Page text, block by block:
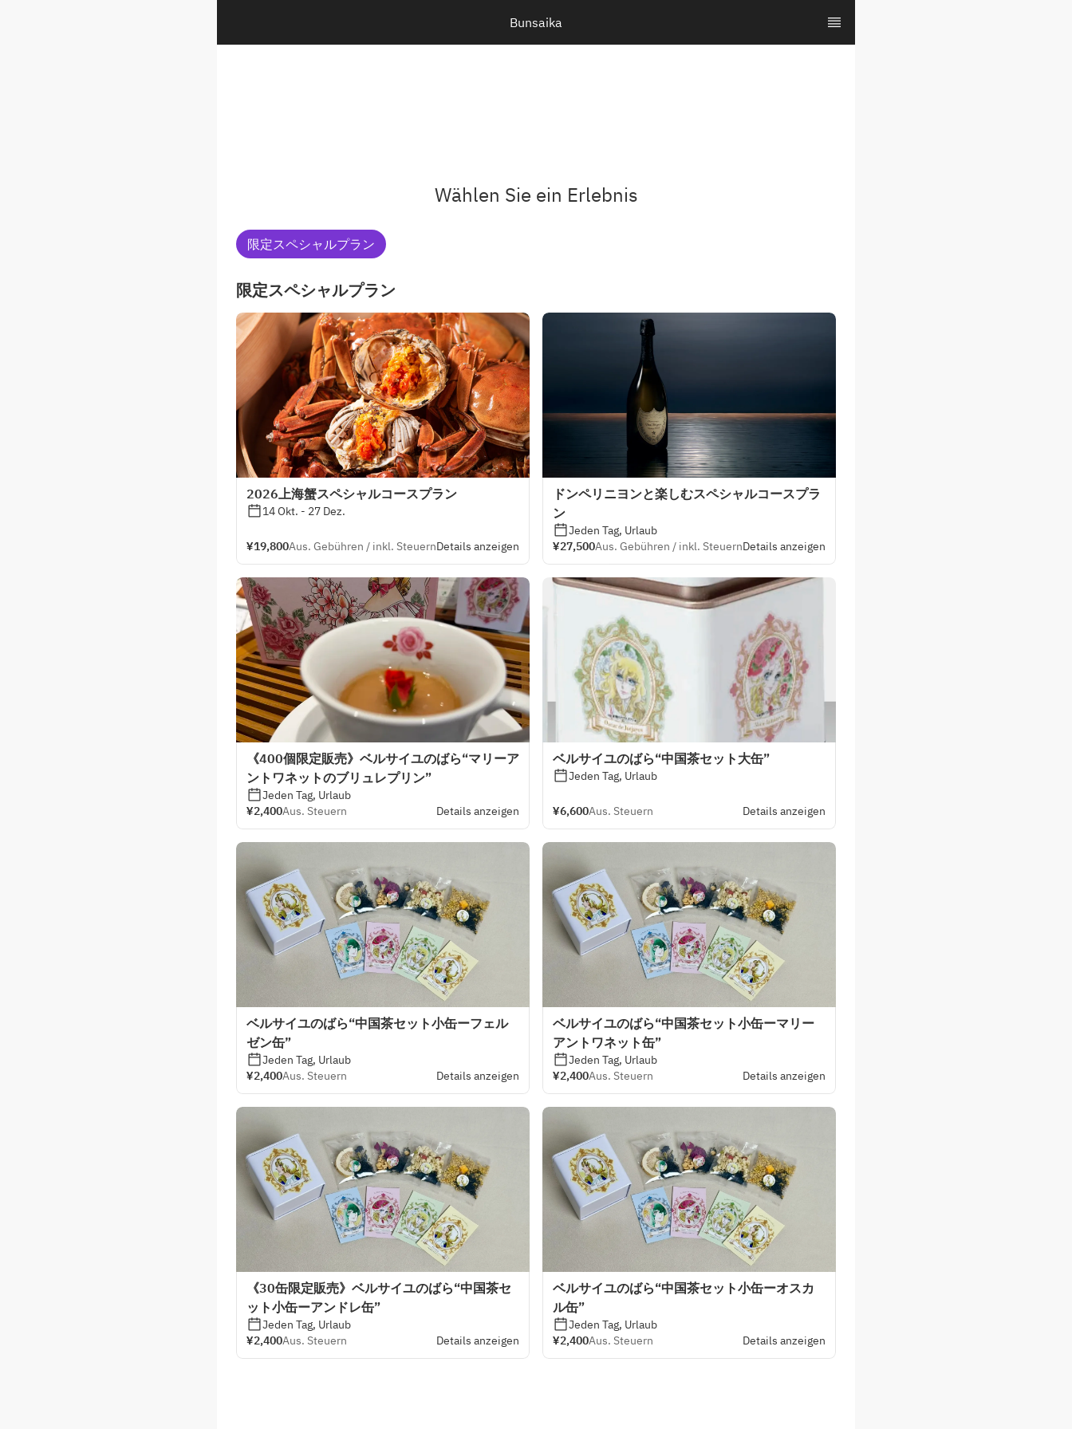
Bunsaika
Wählen Sie ein Erlebnis
限定スペシャルプラン
限定スペシャルプラン
2026上海蟹スペシャルコースプラン
14 Okt. - 27 Dez.
¥19,800Aus. Gebühren / inkl. SteuernDetails anzeigen
ドンペリニヨンと楽しむスペシャルコースプラ
ン
Jeden Tag, Urlaub
¥27,500Aus. Gebühren / inkl. SteuernDetails anzeigen
《400個限定販売》ベルサイユのばら“マリーア
ントワネットのブリュレプリン”
Jeden Tag, Urlaub
¥2,400Aus. Steuern Details anzeigen
ベルサイユのばら“中国茶セット大缶”
Jeden Tag, Urlaub
¥6,600Aus. Steuern Details anzeigen
ベルサイユのばら“中国茶セット小缶ーフェル
ゼン缶”
Jeden Tag, Urlaub
¥2,400Aus. Steuern Details anzeigen
ベルサイユのばら“中国茶セット小缶ーマリー
アントワネット缶”
Jeden Tag, Urlaub
¥2,400Aus. Steuern Details anzeigen
《30缶限定販売》ベルサイユのばら“中国茶セ
ット小缶ーアンドレ缶”
Jeden Tag, Urlaub
¥2,400Aus. Steuern Details anzeigen
ベルサイユのばら“中国茶セット小缶ーオスカ
ル缶”
Jeden Tag, Urlaub
¥2,400Aus. Steuern Details anzeigen